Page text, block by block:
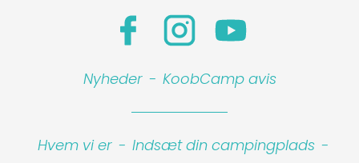
Nyheder - KoobCamp avis
Hvem vi er - Indsæt din campingplads -